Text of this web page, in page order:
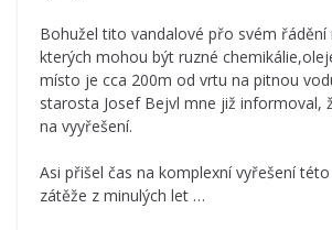
Bohužel tito vandalové přo svém řádění
kterých mohou být ruzné
místo je cca 200m od vrtu na pitnou
starosta Josef Bejvl mne již informoval,
na vyyřešení.
Asi přišel čas na komplexní vyřešení
zátěže z minulých let …